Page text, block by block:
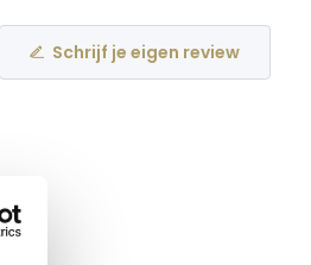
Schrijf je eigen review